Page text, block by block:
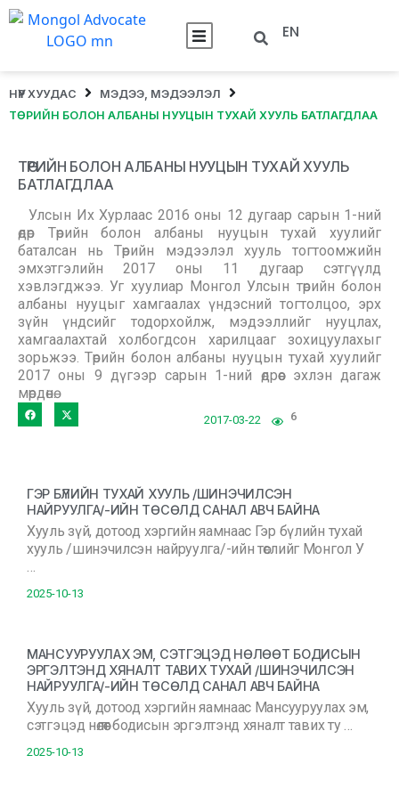
EN
НҮҮР ХУУДАС
МЭДЭЭ, МЭДЭЭЛЭЛ
ТӨРИЙН БОЛОН АЛБАНЫ НУУЦЫН ТУХАЙ ХУУЛЬ БАТЛАГДЛАА
ТӨРИЙН БОЛОН АЛБАНЫ НУУЦЫН ТУХАЙ ХУУЛЬ
БАТЛАГДЛАА
Улсын Их Хурлаас 2016 оны 12 дугаар сарын 1-ний
өдөр Төрийн болон албаны нууцын тухай хуулийг
баталсан нь Төрийн мэдээлэл хууль тогтоомжийн
эмхэтгэлийн 2017 оны 11 дугаар сэтгүүлд
хэвлэгджээ. Уг хуулиар Монгол Улсын төрийн болон
албаны нууцыг хамгаалах үндэсний тогтолцоо, эрх
зүйн үндсийг тодорхойлж, мэдээллийг нууцлах,
хамгаалахтай холбогдсон харилцааг зохицуулахыг
зорьжээ. Төрийн болон албаны нууцын тухай хуулийг
2017 оны 9 дүгээр сарын 1-ний өдрөөс эхлэн дагаж
мөрдөнө.
2017-03-22 6
ГЭР БҮЛИЙН ТУХАЙ ХУУЛЬ /ШИНЭЧИЛСЭН
НАЙРУУЛГА/-ИЙН ТӨСӨЛД САНАЛ АВЧ БАЙНА
Хууль зүй, дотоод хэргийн яамнаас Гэр бүлийн тухай
хууль /шинэчилсэн найруулга/-ийн төслийг Монгол У
…
2025-10-13
МАНСУУРУУЛАХ ЭМ, СЭТГЭЦЭД НӨЛӨӨТ БОДИСЫН
ЭРГЭЛТЭНД ХЯНАЛТ ТАВИХ ТУХАЙ /ШИНЭЧИЛСЭН
НАЙРУУЛГА/-ИЙН ТӨСӨЛД САНАЛ АВЧ БАЙНА
Хууль зүй, дотоод хэргийн яамнаас Мансууруулах эм,
сэтгэцэд нөлөөт бодисын эргэлтэнд хяналт тавих ту …
2025-10-13